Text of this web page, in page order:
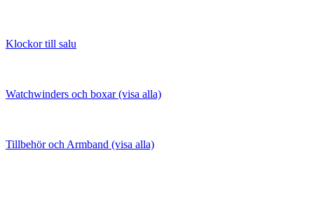
Klockor till salu
Watchwinders och boxar (visa alla)
Tillbehör och Armband (visa alla)